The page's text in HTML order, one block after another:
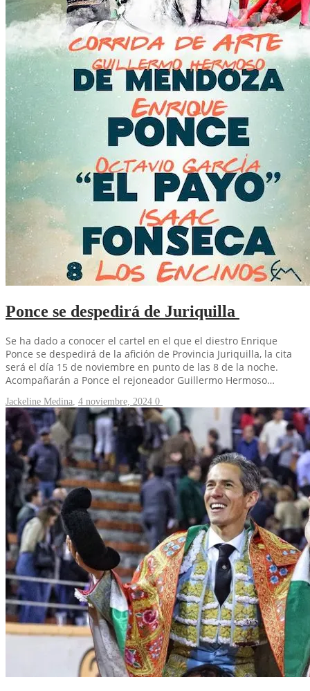
Ponce se despedirá de Juriquilla
Se ha dado a conocer el cartel en el que el diestro Enrique
Ponce se despedirá de la afición de Provincia Juriquilla, la cita
será el día 15 de noviembre en punto de las 8 de la noche.
Acompañarán a Ponce el rejoneador Guillermo Hermoso…
Jackeline Medina, 4 noviembre, 2024 0